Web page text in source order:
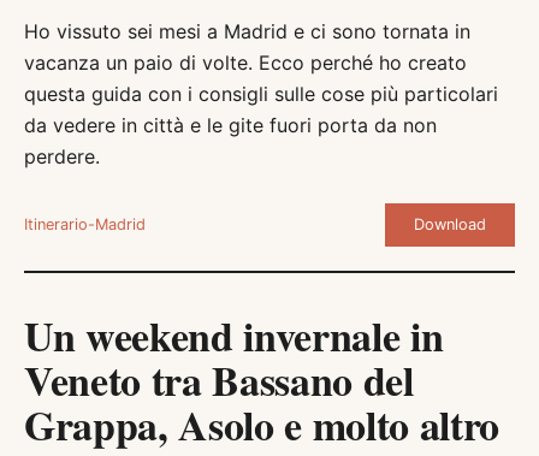
Ho vissuto sei mesi a Madrid e ci sono tornata in
vacanza un paio di volte. Ecco perché ho creato
questa guida con i consigli sulle cose più particolari
da vedere in città e le gite fuori porta da non
perdere.
Itinerario-Madrid Download
Un weekend invernale in
Veneto tra Bassano del
Grappa, Asolo e molto altro